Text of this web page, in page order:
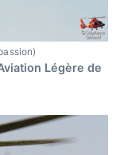
Légère de